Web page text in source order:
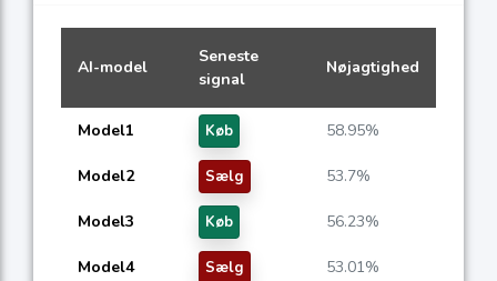
AI-model
Seneste
signal
Nøjagtighed
Model1 Køb 58.95%
Model2 Sælg 53.7%
Model3 Køb 56.23%
Model4 Sælg 53.01%